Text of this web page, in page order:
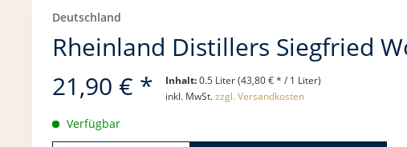
Deutschland
Rheinland Distillers Siegfried
21,90 € *
Inhalt:0.5 Liter (43,80 € * / 1 Liter)
inkl. MwSt.zzgl. Versandkosten
Verfügbar